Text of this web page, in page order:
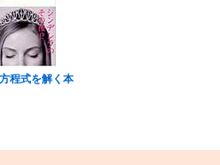
程式を解く本